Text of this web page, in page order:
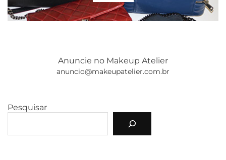
Anuncie no Makeup Atelier
anuncio@makeupatelier.com.br
Pesquisar